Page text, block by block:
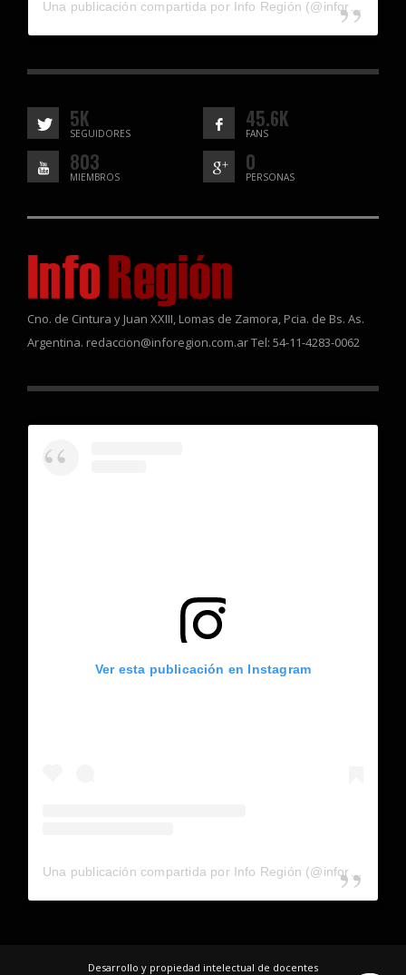
5K
SEGUIDORES
45.6K
FANS
803
MIEMBROS
0
PERSONAS
Cno. de Cintura y Juan XXIII, Lomas de Zamora, Pcia. de Bs. As.
Argentina. redaccion@inforegion.com.ar Tel: 54-11-4283-0062
Ver esta publicación en Instagram
Una publicación compartida por Info Región (@inforegion_redes)
Desarrollo y propiedad intelectual de docentes